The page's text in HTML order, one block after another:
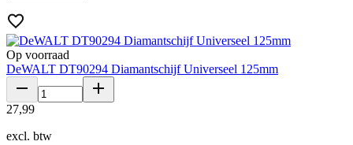
Op voorraad
DeWALT DT90294 Diamantschijf Universeel 125mm
27,99
excl. btw